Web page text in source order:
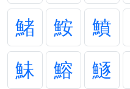
鯺
鮟 鱝
鮇
鰫 鱁